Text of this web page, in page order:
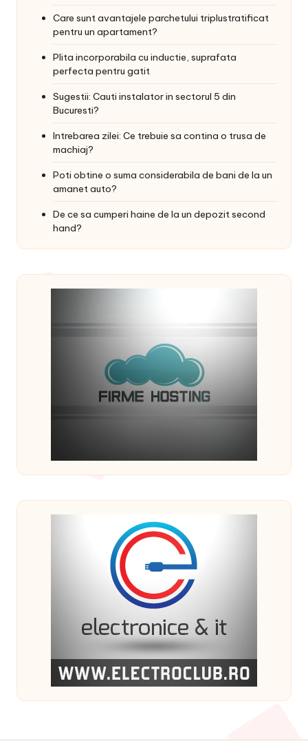
Care sunt avantajele parchetului triplustratificat
pentru un apartament?
Plita incorporabila cu inductie, suprafata
perfecta pentru gatit
Sugestii: Cauti instalator in sectorul 5 din
Bucuresti?
Intrebarea zilei: Ce trebuie sa contina o trusa de
machiaj?
Poti obtine o suma considerabila de bani de la un
amanet auto?
De ce sa cumperi haine de la un depozit second
hand?